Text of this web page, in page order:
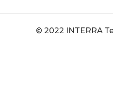
© 2022 INTERRA